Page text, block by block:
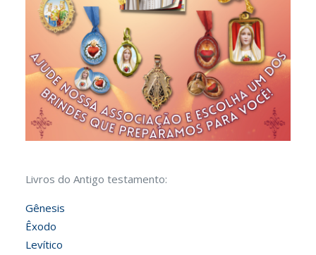
Livros do Antigo testamento:
Gênesis
Êxodo
Levítico